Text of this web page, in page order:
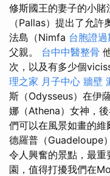
修斯國王的妻子的小賭
（Pallas）提出了允
法島（Nimfa 台胞證過
父親。 台中中醫整骨
次，以及有多少個
理之家 月子中心 牆壁
斯（Odysseus）在伊
娜（Athena）女神，
們可以在風景如畫的
德羅普（Guadeloupe
令人興奮的景點，最
園，值得打擾我們在